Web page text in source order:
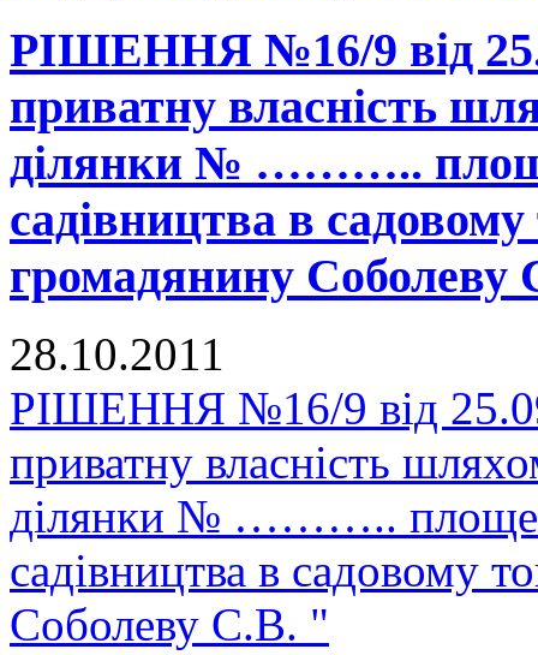
РІШЕННЯ №16/9 від
приватну власність
ділянки № ………..
садівництва в
громадянину
28.10.2011
РІШЕННЯ №16/9 від
приватну власність
ділянки № ……….. площею
садівництва в садовому
Соболеву С.В. "